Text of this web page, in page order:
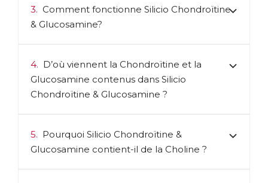
3. Comment fonctionne Silicio Chondroïtine
& Glucosamine?
4. D’où viennent la Chondroïtine et la
Glucosamine contenus dans Silicio
Chondroïtine & Glucosamine ?
5. Pourquoi Silicio Chondroïtine &
Glucosamine contient-il de la Choline ?